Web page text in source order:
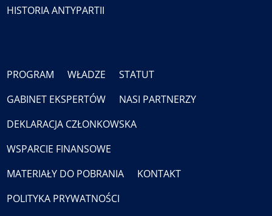
HISTORIA ANTYPARTII
PROGRAM WŁADZE
STATUT
GABINET EKSPERTÓW
NASI PARTNERZY
DEKLARACJA CZŁONKOWSKA
WSPARCIE FINANSOWE
MATERIAŁY DO POBRANIA
KONTAKT
POLITYKA PRYWATNOŚCI